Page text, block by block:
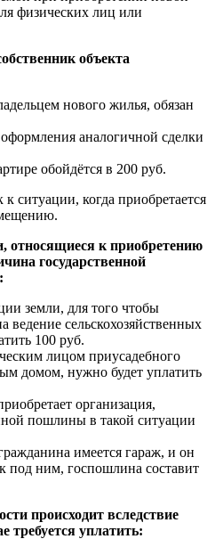
физических лиц или
объекта
нового жилья, обязан
аналогичной сделки
обойдётся в 200 руб.
ситуации, когда приобретается
относящиеся к приобретению
государственной
земли, для того чтобы
ведение сельскохозяйственных
100 руб.
лицом приусадебного
домом, нужно будет уплатить
организация,
пошлины в такой ситуации
имеется гараж, и он
под ним, госпошлина составит
происходит вследствие
требуется уплатить: